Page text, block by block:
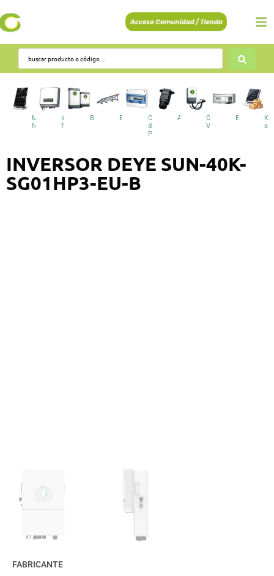
Módulos
fotovoltaicos
Inversores
fotovoltaicos
Baterías EstructurasCuadros
de
Protecciones
AccesoriosCargadores
VE
BESS
INVERSOR DEYE SUN-40K-
SG01HP3-EU-B
FABRICANTE